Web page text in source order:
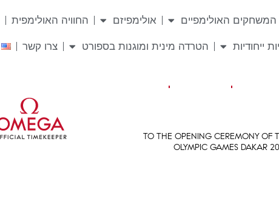
המשחקים האולימפיים אולימפיזם החוויה האולימפית
ייחודיות הטרדה מינית ומוגנות בספורט צרו קשר